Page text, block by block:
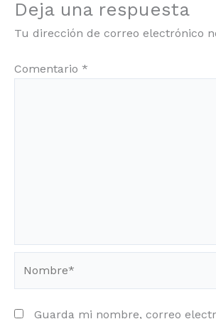
Deja una respuesta
Tu dirección de correo electrónico
Comentario *
Guarda mi nombre, correo